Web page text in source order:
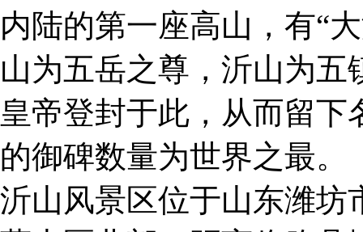
内陆的第一座高山，有“
山为五岳之尊，沂山为五
皇帝登封于此，从而留下
的御碑数量为世界之最。
沂山风景区位于山东潍坊